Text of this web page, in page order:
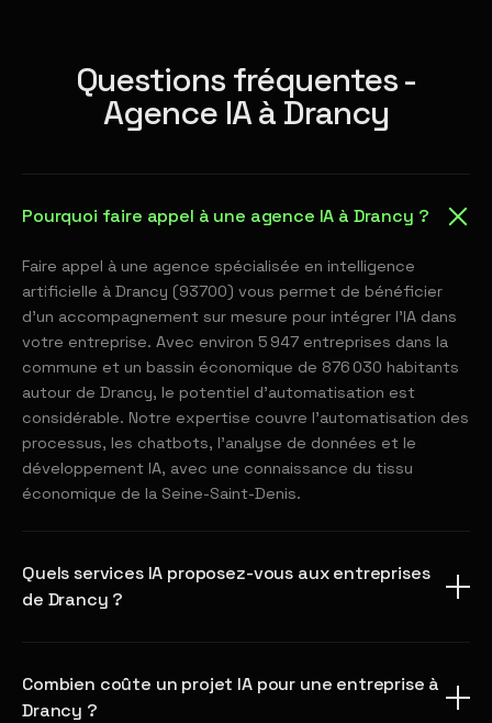
Questions fréquentes -
Agence IA à Drancy
Pourquoi faire appel à une agence IA à Drancy ?
Faire appel à une agence spécialisée en intelligence
artificielle à Drancy (93700) vous permet de bénéficier
d'un accompagnement sur mesure pour intégrer l'IA dans
votre entreprise. Avec environ 5 947 entreprises dans la
commune et un bassin économique de 876 030 habitants
autour de Drancy, le potentiel d'automatisation est
considérable. Notre expertise couvre l'automatisation des
processus, les chatbots, l'analyse de données et le
développement IA, avec une connaissance du tissu
économique de la Seine-Saint-Denis.
Quels services IA proposez-vous aux entreprises
de Drancy ?
Combien coûte un projet IA pour une entreprise à
Drancy ?